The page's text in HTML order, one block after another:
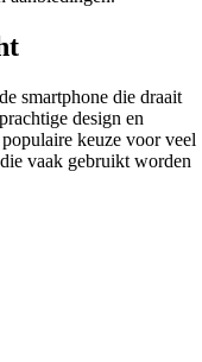
smartphone die draait
design en
keuze voor veel
vaak gebruikt worden